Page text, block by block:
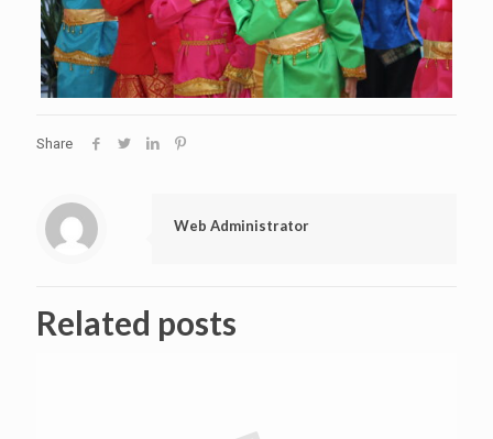
Share
Web Administrator
Related posts